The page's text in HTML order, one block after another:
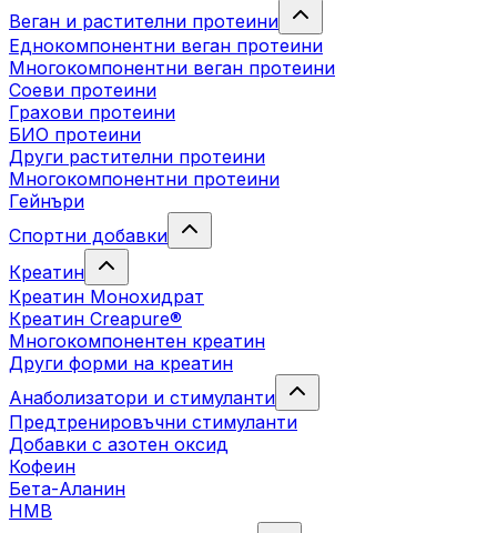
Веган и растителни протеини
Еднокомпонентни веган протеини
Многокомпонентни веган протеини
Соеви протеини
Грахови протеини
БИО протеини
Други растителни протеини
Многокомпонентни протеини
Гейнъри
Спортни добавки
Креатин
Креатин Монохидрат
Креатин Creapure®
Многокомпонентен креатин
Други форми на креатин
Анаболизатори и стимуланти
Предтренировъчни стимуланти
Добавки с азотен оксид
Кофеин
Бета-Аланин
HMB